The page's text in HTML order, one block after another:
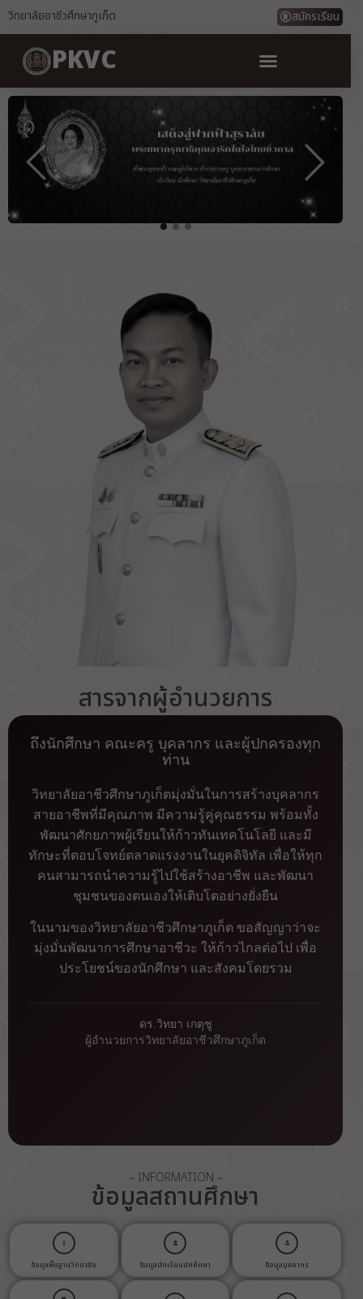
วิทยาลัยอาชีวศึกษาภูเก็ต สมัครเรียน
PKVC
สารจากผู้อำนวยการ
ถึงนักศึกษา คณะครู บุคลากร และผู้ปกครองทุก
ท่าน
วิทยาลัยอาชีวศึกษาภูเก็ตมุ่งมั่นในการสร้างบุคลากร
สายอาชีพที่มีคุณภาพ มีความรู้คู่คุณธรรม พร้อมทั้ง
พัฒนาศักยภาพผู้เรียนให้ก้าวทันเทคโนโลยี และมี
ทักษะที่ตอบโจทย์ตลาดแรงงานในยุคดิจิทัล เพื่อให้ทุก
คนสามารถนำความรู้ไปใช้สร้างอาชีพ และพัฒนา
ชุมชนของตนเองให้เติบโตอย่างยั่งยืน
ในนามของวิทยาลัยอาชีวศึกษาภูเก็ต ขอสัญญาว่าจะ
มุ่งมั่นพัฒนาการศึกษาอาชีวะ ให้ก้าวไกลต่อไป เพื่อ
ประโยชน์ของนักศึกษา และสังคมโดยรวม
ดร.วิทยา เกตุชู
ผู้อำนวยการวิทยาลัยอาชีวศึกษาภูเก็ต
– INFORMATION –
ข้อมูลสถานศึกษา
ข้อมูลพื้นฐานวิทยาลัย ข้อมูลนักเรียนนักศึกษา ข้อมูลบุคลากร